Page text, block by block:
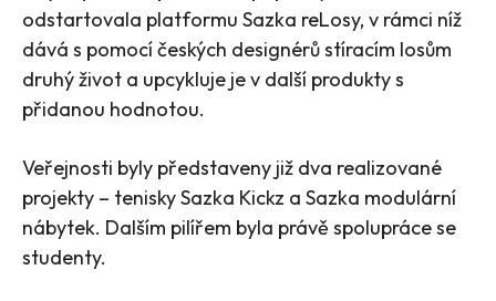
odstartovala platformu Sazka reLosy, v rámci níž
dává s pomocí českých designérů stíracím losům
druhý život a upcykluje je v další produkty s
přidanou hodnotou.
Veřejnosti byly představeny již dva realizované
projekty – tenisky Sazka Kickz a Sazka modulární
nábytek. Dalším pilířem byla právě spolupráce se
studenty.